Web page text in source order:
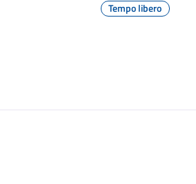
Tempo libero